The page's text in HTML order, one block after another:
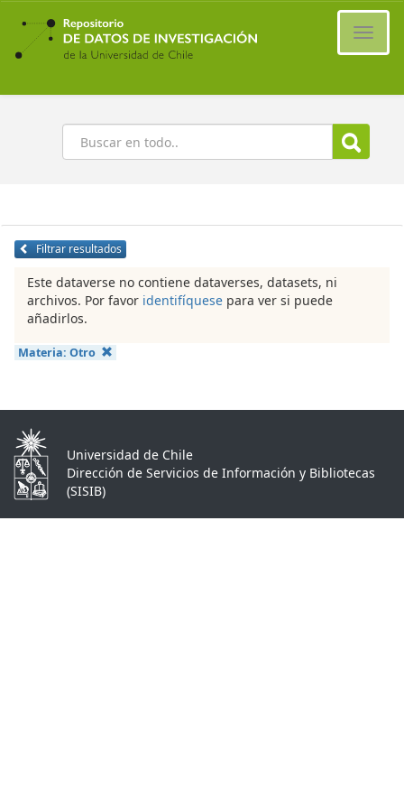
Ir
contenido
principal
Buscar
Filtrar resultados
Este dataverse no contiene dataverses, datasets, ni
archivos. Por favor identifíquese para ver si puede
añadirlos.
Materia: Otro
Universidad de Chile
Dirección de Servicios de Información y Bibliotecas
(SISIB)